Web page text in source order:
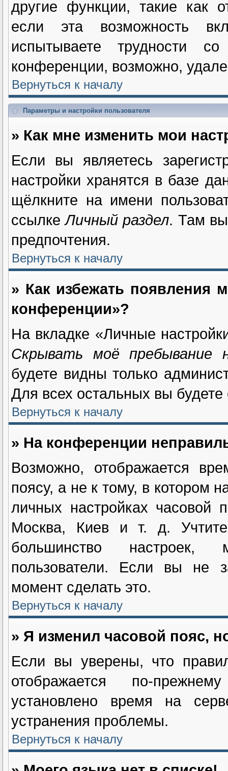
другие функции, такие как
если эта возможность
испытываете трудности
конференции, возможно,
Вернуться к началу
Параметры и настройки пользователя
» Как мне изменить мои
Если вы являетесь
настройки хранятся в базе
щёлкните на имени
ссылкеЛичный раздел. Там вы
предпочтения.
Вернуться к началу
» Как избежать появления
конференции»?
На вкладке «Личные
Скрывать моё пребывание
будете видны только
Для всех остальных вы
Вернуться к началу
» На конференции
Возможно, отображается
поясу, а не к тому, в котором
личных настройках часовой
Москва, Киев и т. д.
большинство настроек,
пользователи. Если вы не
момент сделать это.
Вернуться к началу
» Я изменил часовой пояс,
Если вы уверены, что
отображается по-
установлено время на
устранения проблемы.
Вернуться к началу